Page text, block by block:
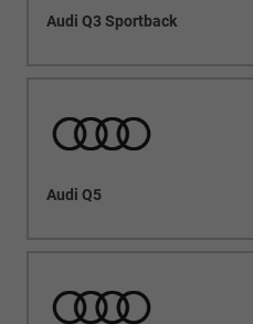
Audi Q3 Sportback
Audi Q5